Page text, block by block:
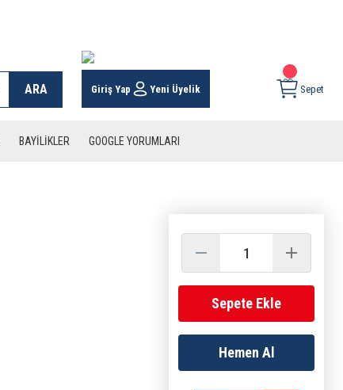
ARA Giriş Yap Yeni Üyelik Sepet
BAYİLİKLER GOOGLE YORUMLARI
Sepete Ekle
Hemen Al